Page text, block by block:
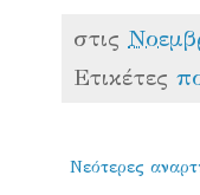
στις
Ετικέτες
Νεότερες